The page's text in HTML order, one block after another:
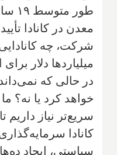
معدن در کانادا
شرکت، چه
میلیاردها دلار
در حالی که
خواهد کرد یا نه؟
سریع‌تر نیاز داریم
کانادا
سیاستی، ایجاد